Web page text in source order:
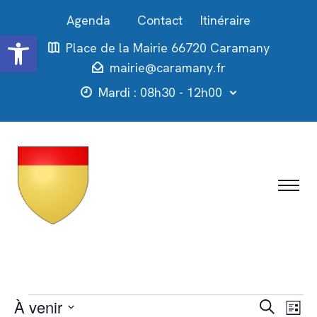
Ouvrir la barre d’outils
Contact
Itinéraire
Place de la Mairie 66720 Caramany
mairie@caramany.fr
Mardi : 08h30 - 12h00
Évènements Recherche
Liste
À venir